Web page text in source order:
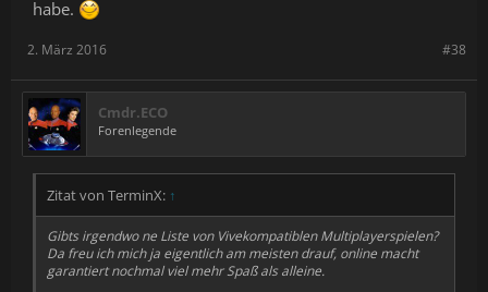
habe.
#38
2. März 2016
Cmdr.ECO
Forenlegende
Zitat von TerminX: ↑
Gibts irgendwo ne Liste von Vivekompatiblen Multiplayerspielen?
Da freu ich mich ja eigentlich am meisten drauf, online macht
garantiert nochmal viel mehr Spaß als alleine.